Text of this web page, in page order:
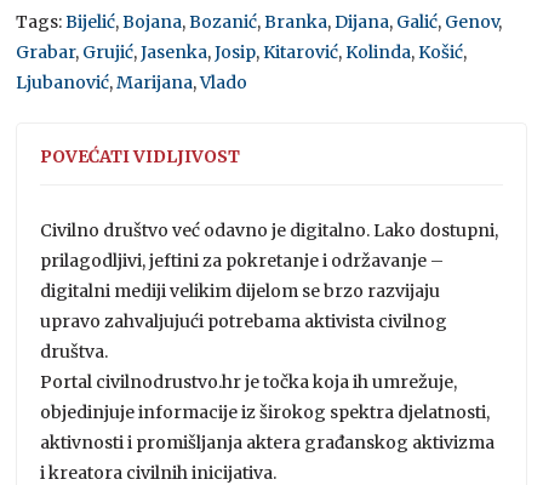
Tags:Bijelić,Bojana,Bozanić,Branka,Dijana, Galić, Genov,
Grabar, Grujić,Jasenka,Josip,Kitarović,Kolinda,Košić,
Ljubanović,Marijana,Vlado
POVEĆATI VIDLJIVOST
Civilno društvo već odavno je digitalno. Lako dostupni,
prilagodljivi, jeftini za pokretanje i održavanje –
digitalni mediji velikim dijelom se brzo razvijaju
upravo zahvaljujući potrebama aktivista civilnog
društva.
Portal civilnodrustvo.hr je točka koja ih umrežuje,
objedinjuje informacije iz širokog spektra djelatnosti,
aktivnosti i promišljanja aktera građanskog aktivizma
i kreatora civilnih inicijativa.